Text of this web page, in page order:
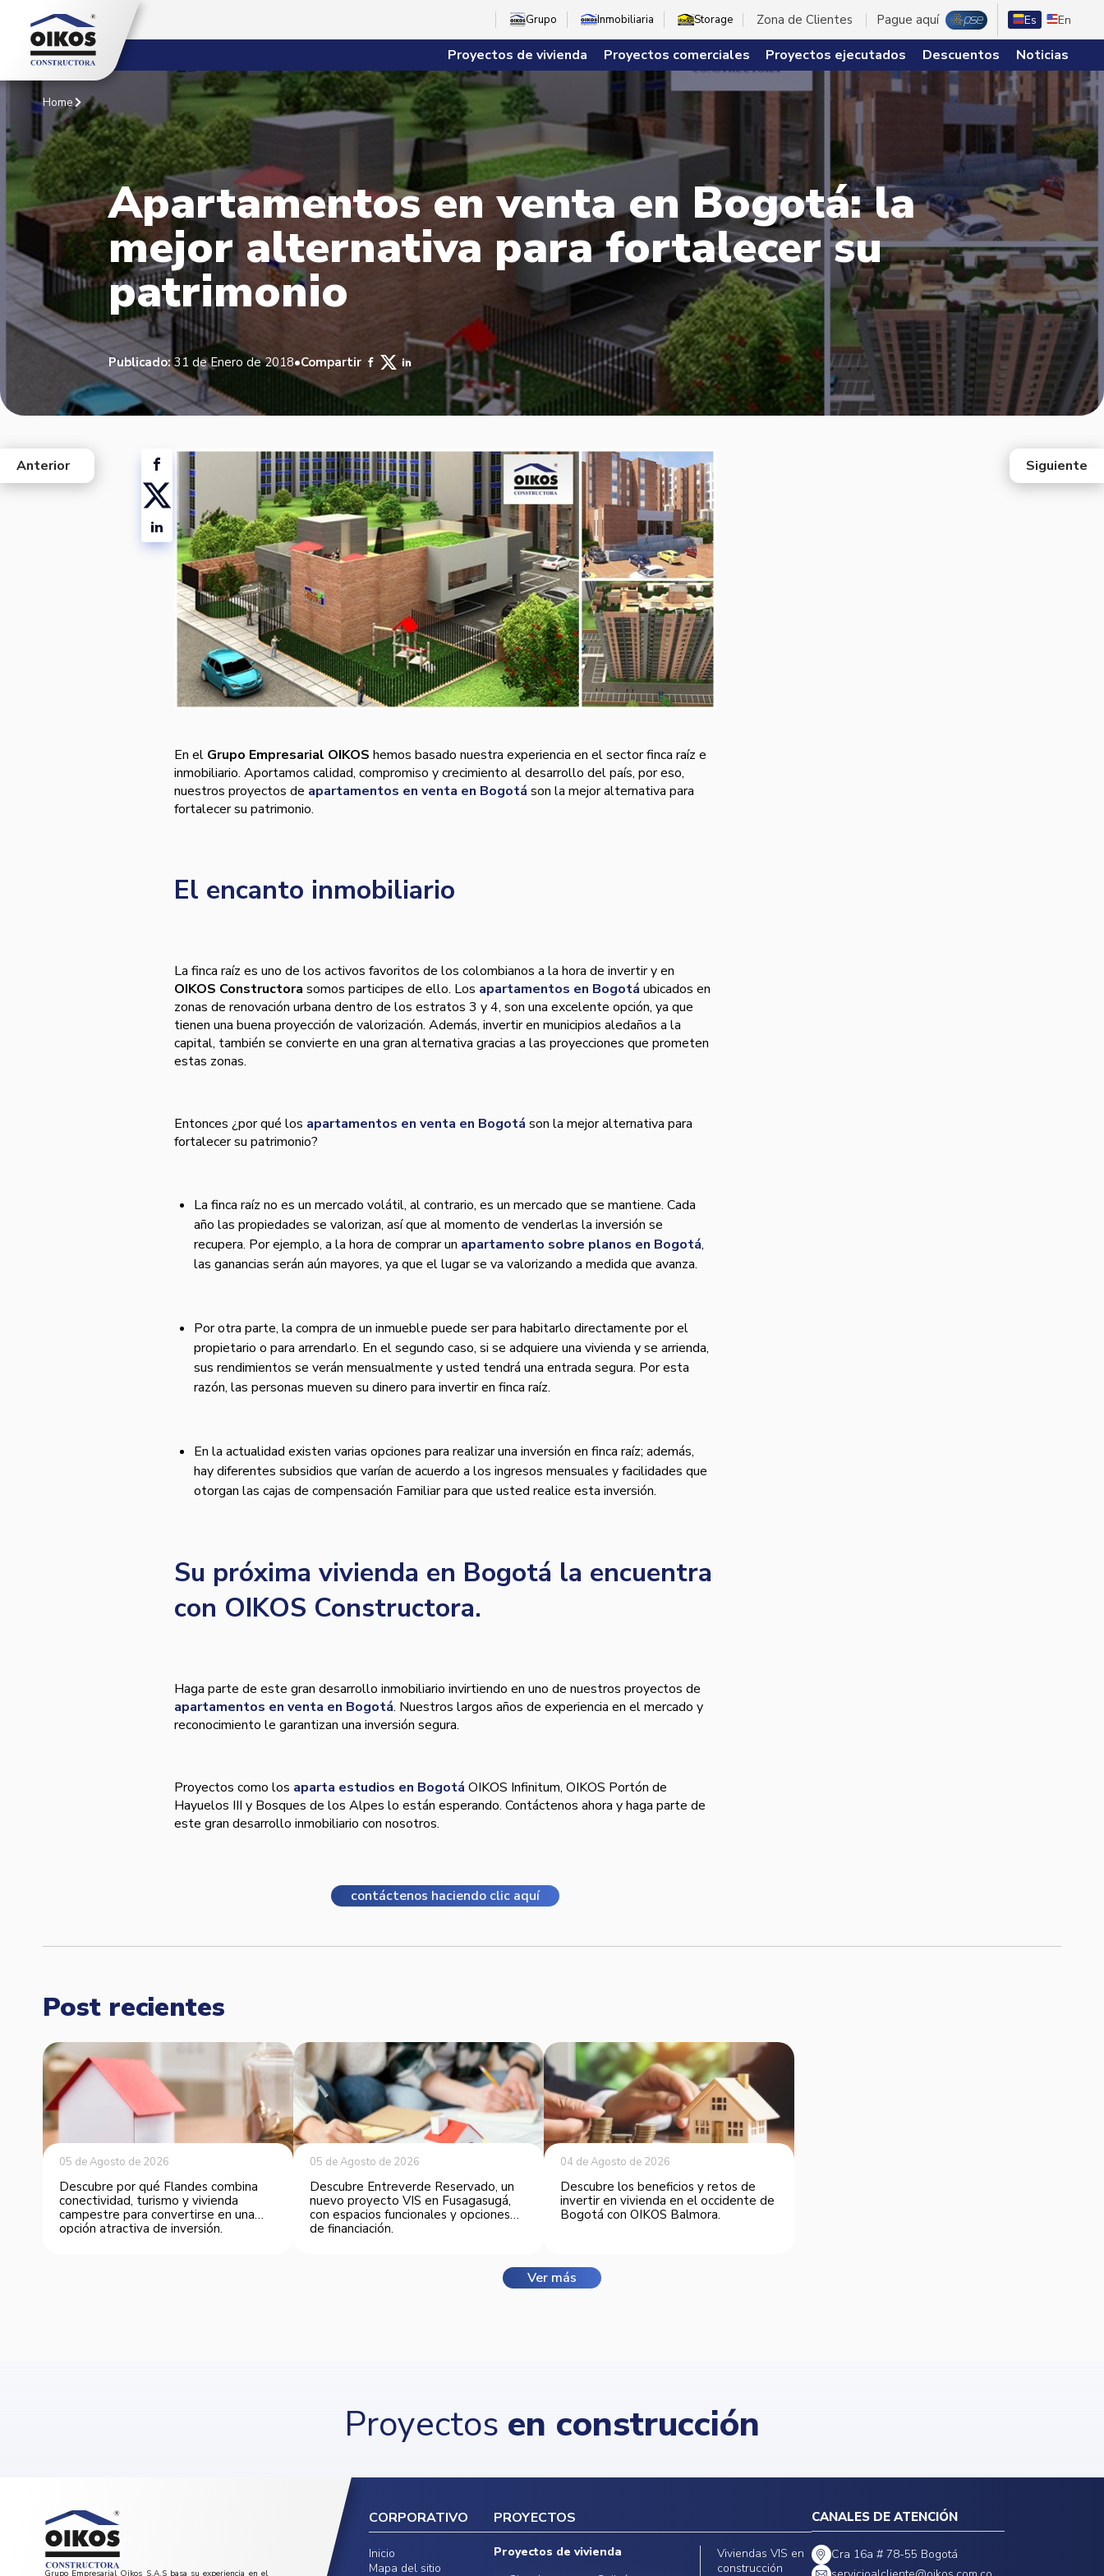
Grupo Inmobiliaria Storage Zona de Clientes Pague aquí Es En
Proyectos de vivienda Proyectos comerciales Proyectos ejecutados Descuentos Noticias
Home
Apartamentos en venta en Bogotá: la
mejor alternativa para fortalecer su
patrimonio
Publicado:31 de Enero de 2018•Compartir
En el Grupo Empresarial OIKOS hemos basado nuestra experiencia en el sector finca raíz e
inmobiliario. Aportamos calidad, compromiso y crecimiento al desarrollo del país, por eso,
nuestros proyectos de apartamentos en venta en Bogotá son la mejor alternativa para
fortalecer su patrimonio.
El encanto inmobiliario
La finca raíz es uno de los activos favoritos de los colombianos a la hora de invertir y en
OIKOS Constructora somos participes de ello. Los apartamentos en Bogotá ubicados en
zonas de renovación urbana dentro de los estratos 3 y 4, son una excelente opción, ya que
tienen una buena proyección de valorización. Además, invertir en municipios aledaños a la
capital, también se convierte en una gran alternativa gracias a las proyecciones que prometen
estas zonas.
Entonces ¿por qué los apartamentos en venta en Bogotá son la mejor alternativa para
fortalecer su patrimonio?
La finca raíz no es un mercado volátil, al contrario, es un mercado que se mantiene. Cada
año las propiedades se valorizan, así que al momento de venderlas la inversión se
recupera. Por ejemplo, a la hora de comprar un apartamento sobre planos en Bogotá,
las ganancias serán aún mayores, ya que el lugar se va valorizando a medida que avanza.
Por otra parte, la compra de un inmueble puede ser para habitarlo directamente por el
propietario o para arrendarlo. En el segundo caso, si se adquiere una vivienda y se arrienda,
sus rendimientos se verán mensualmente y usted tendrá una entrada segura. Por esta
razón, las personas mueven su dinero para invertir en finca raíz.
En la actualidad existen varias opciones para realizar una inversión en finca raíz; además,
hay diferentes subsidios que varían de acuerdo a los ingresos mensuales y facilidades que
otorgan las cajas de compensación Familiar para que usted realice esta inversión.
Su próxima vivienda en Bogotá la encuentra
con OIKOS Constructora.
Haga parte de este gran desarrollo inmobiliario invirtiendo en uno de nuestros proyectos de
apartamentos en venta en Bogotá. Nuestros largos años de experiencia en el mercado y
reconocimiento le garantizan una inversión segura.
Proyectos como los aparta estudios en Bogotá OIKOS Infinitum, OIKOS Portón de
Hayuelos III y Bosques de los Alpes lo están esperando. Contáctenos ahora y haga parte de
este gran desarrollo inmobiliario con nosotros.
contáctenos haciendo clic aquí
west
Anterior Siguiente
Post recientes
05 de Agosto de 2026
Descubre por qué Flandes combina
conectividad, turismo y vivienda
campestre para convertirse en una
opción atractiva de inversión.
05 de Agosto de 2026
Descubre Entreverde Reservado, un
nuevo proyecto VIS en Fusagasugá,
con espacios funcionales y opciones
de financiación.
04 de Agosto de 2026
Descubre los beneficios y retos de
invertir en vivienda en el occidente de
Bogotá con OIKOS Balmora.
Ver más
Proyectos en construcción
Grupo Empresarial Oikos S.A.S basa su experiencia en el
CORPORATIVO
Inicio
Mapa del sitio
PROYECTOS
Proyectos de vivienda
Viviendas VIS en
construcción
CANALES DE ATENCIÓN
Cra 16a # 78-55 Bogotá